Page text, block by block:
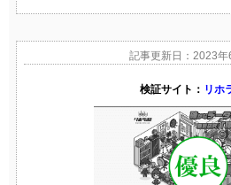
記事更新日：2023年
検証サイト： リホ